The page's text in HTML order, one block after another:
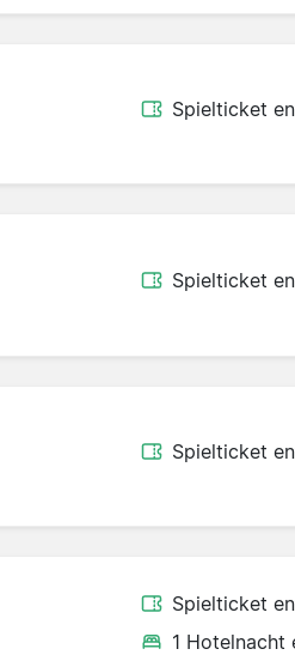
Spielticket
Spielticket
Spielticket
Spielticket
1 Hotelnacht